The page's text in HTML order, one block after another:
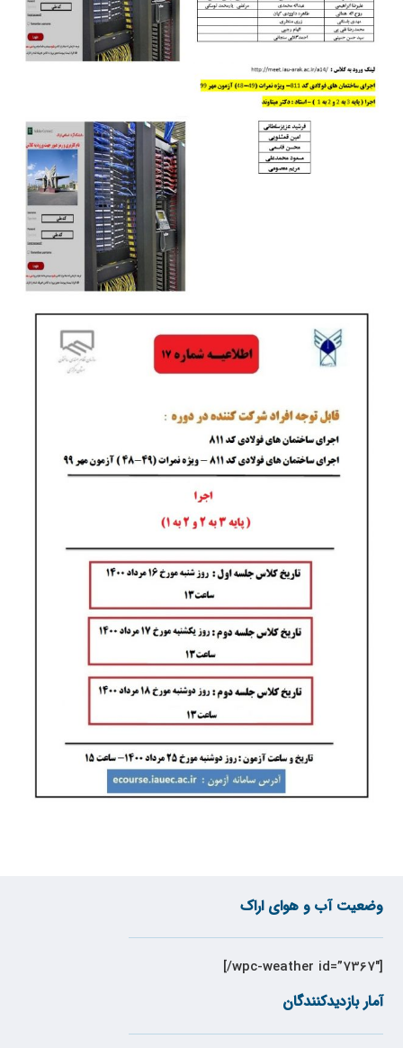
وضعیت آب و هوای اراک
[wpc-weather id=”7367″/]
آمار بازدیدکنندگان